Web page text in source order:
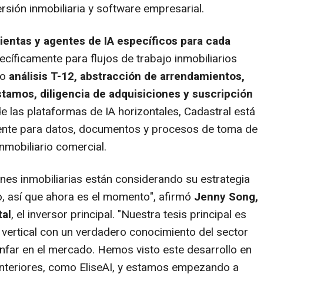
inmobiliaria y software empresarial.
y agentes de IA específicos para cada
para flujos de trabajo inmobiliarios
análisis T-12, abstracción de arrendamientos,
diligencia de adquisiciones y suscripción
las plataformas de IA horizontales, Cadastral está
para datos, documentos y procesos de toma de
comercial.
inmobiliarias están considerando su estrategia
así que ahora es el momento", afirmó Jenny Song,
, el inversor principal. "Nuestra tesis principal es
con un verdadero conocimiento del sector
en el mercado. Hemos visto este desarrollo en
como EliseAI, y estamos empezando a